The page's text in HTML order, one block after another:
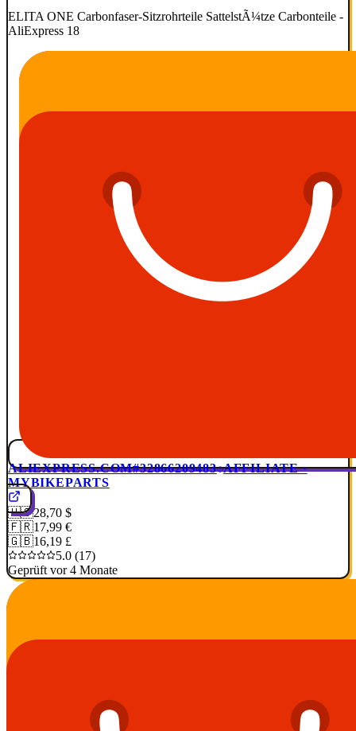
ELITA ONE Carbonfaser-Sitzrohrteile SattelstÃ¼tze Carbonteile -
AliExpress 18
ALIEXPRESS.COM#32866209483 AFFILIATE ·
MYBIKEPARTS
🇺🇸28,70 $
🇫🇷17,99 €
🇬🇧16,19 £
5.0 (17)
Geprüft vor 4 Monate